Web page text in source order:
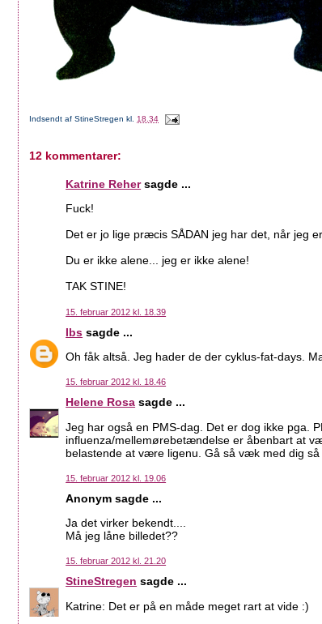
Indsendt afStineStregen kl.18.34
12 kommentarer:
Katrine Rehersagde ...
Fuck!
Det er jo lige præcis SÅDAN jeg har det, når jeg
Du er ikke alene... jeg er ikke alene!
TAK STINE!
15. februar 2012 kl. 18.39
Ibs sagde ...
Oh fåk altså. Jeg hader de der cyklus-fat-days.
15. februar 2012 kl. 18.46
Helene Rosa sagde ...
Jeg har også en PMS-dag. Det er dog ikke pga.
influenza/mellemørebetændelse er åbenbart at
belastende at være ligenu. Gå så væk med dig
15. februar 2012 kl. 19.06
Anonym sagde ...
Ja det virker bekendt....
Må jeg låne billedet??
15. februar 2012 kl. 21.20
StineStregen sagde ...
Katrine: Det er på en måde meget rart at vide :)